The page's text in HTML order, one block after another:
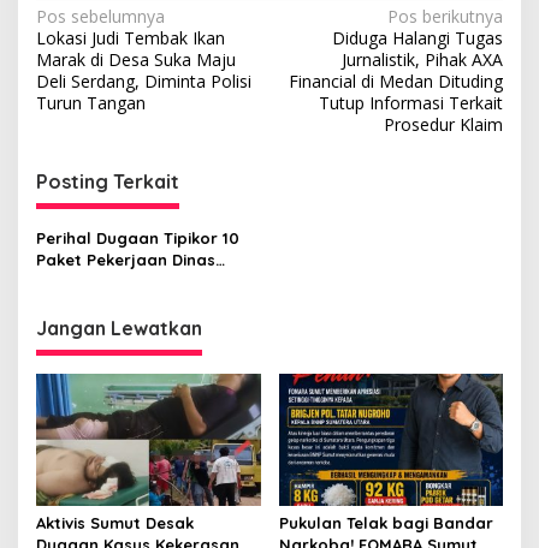
N
a
v
i
a
s
i
o
s
Pos sebelumnya
Lokasi Judi Tembak Ikan
Marak di Desa Suka Maju
Deli Serdang, Diminta Polisi
Turun Tangan
Pos berikutnya
Diduga Halangi Tugas
Jurnalistik, Pihak AXA
Financial di Medan Dituding
Tutup Informasi Terkait
Prosedur Klaim
Posting Terkait
Perihal Dugaan Tipikor 10
Paket Pekerjaan Dinas
Kadis
Jangan Lewatkan
Aktivis Sumut Desak
Pukulan Telak bagi Bandar